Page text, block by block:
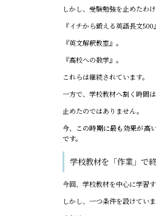
しかし、受験勉強を止めたわ
『イチから鍛える英語長文500
『英文解釈教室』。
『高校への数学』。
これらは継続されています。
一方で、学校教材へ割く時間
止めたのではありません。
今、この時期に最も効果が高
です。
学校教材を「作業」で
今回、学校教材を中心に学習
しかし、一つ条件を設けていま